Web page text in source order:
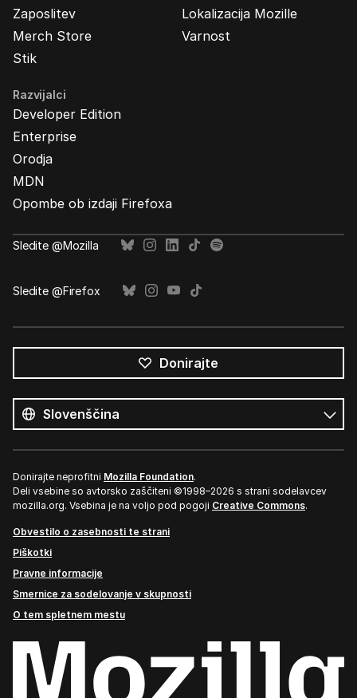
Zaposlitev
Merch Store
Stik
Lokalizacija Mozille
Varnost
Razvijalci
Developer Edition
Enterprise
Orodja
MDN
Opombe ob izdaji Firefoxa
Sledite @Mozilla
Sledite @Firefox
Donirajte
jeziki
Jezik
Donirajte neprofitni Mozilla Foundation.
Deli vsebine so avtorsko zaščiteni ©1998–2026 s strani sodelavcev
mozilla.org. Vsebina je na voljo pod pogoji Creative Commons.
Obvestilo o zasebnosti te strani
Piškotki
Pravne informacije
Smernice za sodelovanje v skupnosti
O tem spletnem mestu